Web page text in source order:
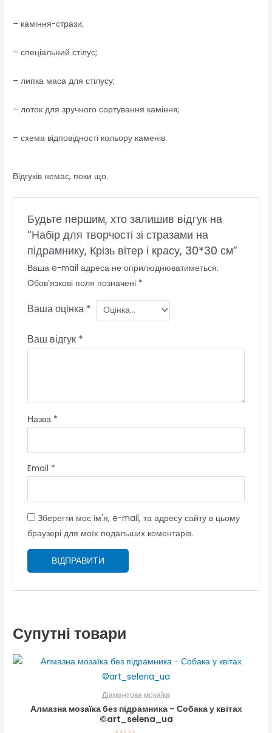
– каміння-стрази;
– спеціальний стілус;
– липка маса для стілусу;
– лоток для зручного сортування каміння;
– схема відповідності кольору каменів.
Відгуків немає, поки що.
Будьте першим, хто залишив відгук на
“Набір для творчості зі стразами на
підрамнику, Крізь вітер і красу, 30*30 см”
Ваша e-mail адреса не оприлюднюватиметься.
Обов’язкові поля позначені *
Ваша оцінка *
Ваш відгук *
Назва *
Email *
Зберегти моє ім'я, e-mail, та адресу сайту в цьому
браузері для моїх подальших коментарів.
Супутні товари
Діамантова мозаїка
Алмазна мозаїка без підрамника – Собака у квітах
©art_selena_ua